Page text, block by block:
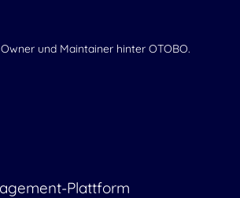
und Maintainer hinter OTOBO.
Plattform